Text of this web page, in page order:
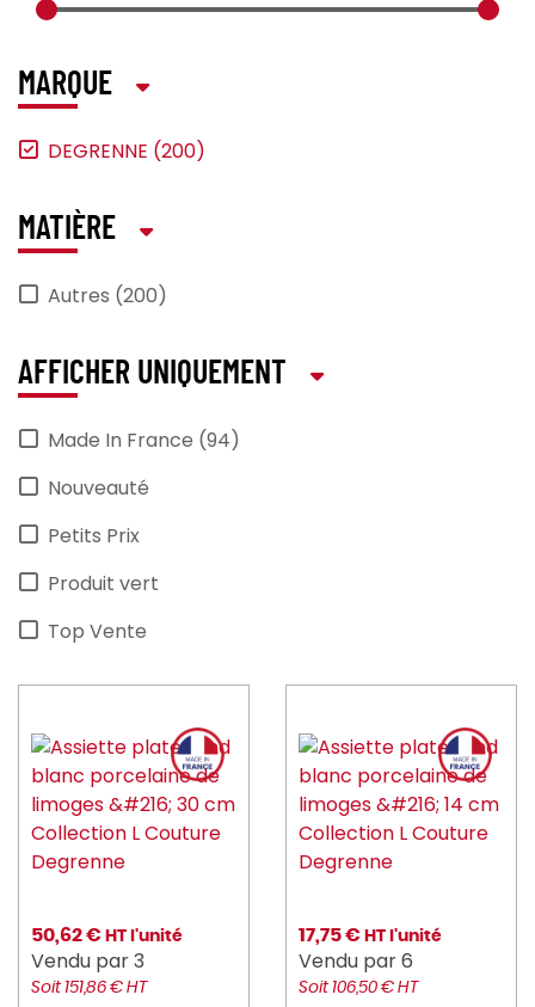
MARQUE
DEGRENNE (200)
MATIÈRE
Autres (200)
AFFICHER UNIQUEMENT
Made In France (94)
Nouveauté
Petits Prix
Produit vert
Top Vente
50,62 € HT l'unité
Vendu par 3
Soit 151,86 € HT
17,75 € HT l'unité
Vendu par 6
Soit 106,50 € HT